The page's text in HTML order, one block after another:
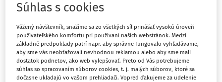
Ups, zatiaľ ste si prečítali len
začiatok...
Celý odborný obsah z tejto oblasti je
Súhlas s cookies
Vážený návštevník, snažíme sa zo všetkých síl prinášať vysokú úroveň
používateľského komfortu pri používaní našich webstránok. Medzi
základné predpoklady patrí napr. aby správne fungovalo vyhľadávanie,
aby sme vás neobťažovali nevhodnou reklamou alebo aby sme mali
dostatok podnetov, ako web vylepšovať. Preto od Vás potrebujeme
súhlas so spracovaním súborov cookies, t. j. malých súborov, ktoré sa
dočasne ukladajú vo vašom prehliadači. Vopred ďakujeme za udelenie